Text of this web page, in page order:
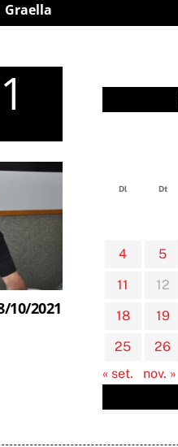
Graella
10/2021
Dl Dt
4
5
11
12
18
19
25
26
« set.
nov. »